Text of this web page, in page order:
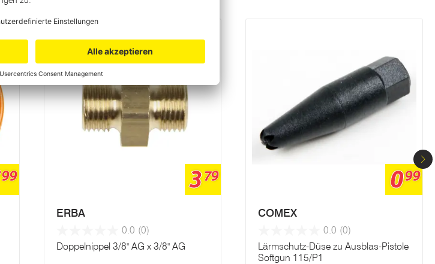
99 379
ERBA
0.0 (0)
Doppelnippel 3/8" AG x 3/8" AG
099
COMEX
0.0 (0)
Lärmschutz-Düse zu Ausblas-Pistole
Softgun 115/P1